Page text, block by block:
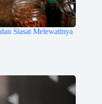
Siasat Melewatinya